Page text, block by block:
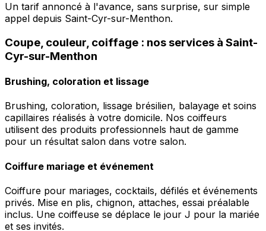
Un tarif annoncé à l'avance, sans surprise, sur simple
appel depuis Saint-Cyr-sur-Menthon.
Coupe, couleur, coiffage : nos services à Saint-
Cyr-sur-Menthon
Brushing, coloration et lissage
Brushing, coloration, lissage brésilien, balayage et soins
capillaires réalisés à votre domicile. Nos coiffeurs
utilisent des produits professionnels haut de gamme
pour un résultat salon dans votre salon.
Coiffure mariage et événement
Coiffure pour mariages, cocktails, défilés et événements
privés. Mise en plis, chignon, attaches, essai préalable
inclus. Une coiffeuse se déplace le jour J pour la mariée
et ses invités.